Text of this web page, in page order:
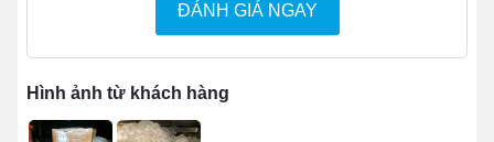
ĐÁNH GIÁ NGAY
Hình ảnh từ khách hàng